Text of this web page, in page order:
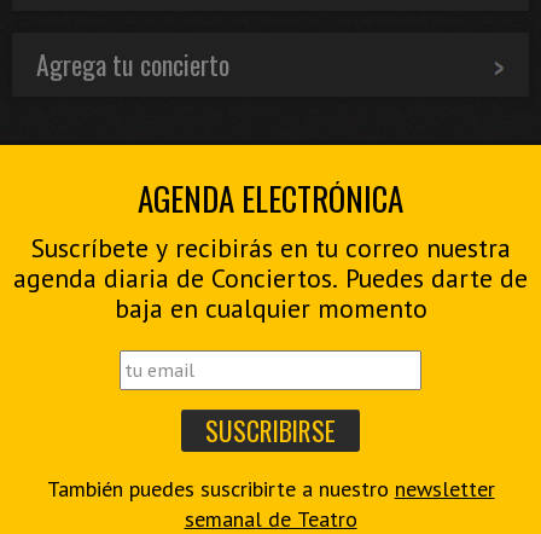
Agrega tu concierto
AGENDA ELECTRÓNICA
Suscríbete y recibirás en tu correo nuestra
agenda diaria de Conciertos. Puedes darte de
baja en cualquier momento
También puedes suscribirte a nuestro newsletter
semanal de Teatro